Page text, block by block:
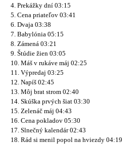
4. Prekážky dní 03:15
5. Cena priateľov 03:41
6. Dvaja 03:38
7. Babylónia 05:15
8. Zámená 03:21
9. Štúdie žien 03:05
10. Máš v rukáve máj 02:25
11. Výpredaj 03:25
12. Napíš 02:45
13. Môj brat strom 02:40
14. Skúška prvých šiat 03:30
15. Zelenáč máj 04:43
16. Cena pokladov 05:30
17. Slnečný kalendár 02:43
18. Rád si menil popol na hviezdy 04:19